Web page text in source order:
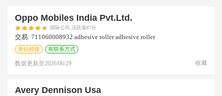
Oppo Mobiles India Pvt.ltd.
国际公司,活跃值87分
交易: 711060008932 adhesive roller adhesive roller
黄钻精搜 有联系方式
数据更新至2026/06/29 收藏
Avery Dennison Usa